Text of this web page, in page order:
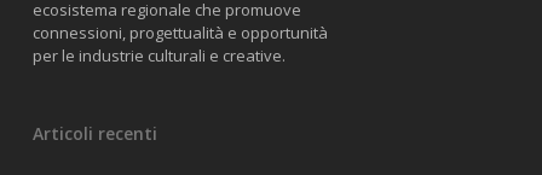
ecosistema regionale che promuove
connessioni, progettualità e opportunità
per le industrie culturali e creative.
Articoli recenti